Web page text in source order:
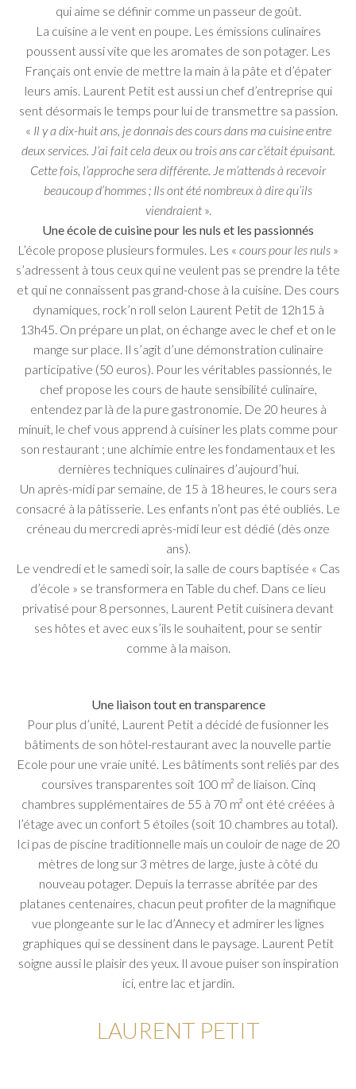
qui aime se définir comme un passeur de goût.
La cuisine a le vent en poupe. Les émissions culinaires
poussent aussi vite que les aromates de son potager. Les
Français ont envie de mettre la main à la pâte et d’épater
leurs amis. Laurent Petit est aussi un chef d’entreprise qui
sent désormais le temps pour lui de transmettre sa passion.
« Il y a dix-huit ans, je donnais des cours dans ma cuisine entre
deux services. J’ai fait cela deux ou trois ans car c’était épuisant.
Cette fois, l’approche sera différente. Je m’attends à recevoir
beaucoup d’hommes ; Ils ont été nombreux à dire qu’ils
viendraient».
Une école de cuisine pour les nuls et les passionnés
L’école propose plusieurs formules. Les « cours pour les nuls »
s’adressent à tous ceux qui ne veulent pas se prendre la tête
et qui ne connaissent pas grand-chose à la cuisine. Des cours
dynamiques, rock’n roll selon Laurent Petit de 12h15 à
13h45. On prépare un plat, on échange avec le chef et on le
mange sur place. Il s’agit d’une démonstration culinaire
participative (50 euros). Pour les véritables passionnés, le
chef propose les cours de haute sensibilité culinaire,
entendez par là de la pure gastronomie. De 20 heures à
minuit, le chef vous apprend à cuisiner les plats comme pour
son restaurant ; une alchimie entre les fondamentaux et les
dernières techniques culinaires d’aujourd’hui.
Un après-midi par semaine, de 15 à 18 heures, le cours sera
consacré à la pâtisserie. Les enfants n’ont pas été oubliés. Le
créneau du mercredi après-midi leur est dédié (dès onze
ans).
Le vendredi et le samedi soir, la salle de cours baptisée « Cas
d’école » se transformera en Table du chef. Dans ce lieu
privatisé pour 8 personnes, Laurent Petit cuisinera devant
ses hôtes et avec eux s’ils le souhaitent, pour se sentir
comme à la maison.
Une liaison tout en transparence
Pour plus d’unité, Laurent Petit a décidé de fusionner les
bâtiments de son hôtel-restaurant avec la nouvelle partie
Ecole pour une vraie unité. Les bâtiments sont reliés par des
coursives transparentes soit 100 m² de liaison. Cinq
chambres supplémentaires de 55 à 70 m² ont été créées à
l’étage avec un confort 5 étoiles (soit 10 chambres au total).
Ici pas de piscine traditionnelle mais un couloir de nage de 20
mètres de long sur 3 mètres de large, juste à côté du
nouveau potager. Depuis la terrasse abritée par des
platanes centenaires, chacun peut profiter de la magnifique
vue plongeante sur le lac d’Annecy et admirer les lignes
graphiques qui se dessinent dans le paysage. Laurent Petit
soigne aussi le plaisir des yeux. Il avoue puiser son inspiration
ici, entre lac et jardin.
LAURENT PETIT